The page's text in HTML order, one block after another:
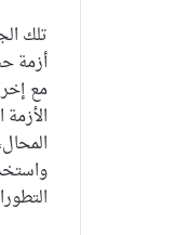
تلك
مع